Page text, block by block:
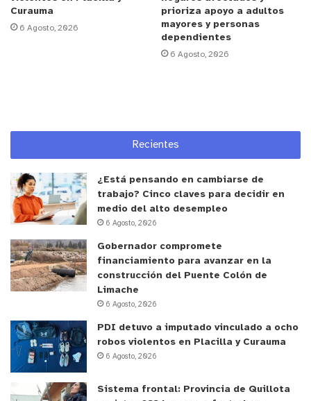
precisando además que los nuevos montos se
pagan junto con la pensión correspondiente a
quienes ya son beneficiarios del sistema .
y tú, ¿qué opinas?
Curauma
6 Agosto, 2026
prioriza apoyo a adultos
mayores y personas
dependientes
6 Agosto, 2026
Recientes
¿Está pensando en cambiarse de
trabajo? Cinco claves para decidir en
medio del alto desempleo
6 Agosto, 2026
Gobernador compromete
financiamiento para avanzar en la
construcción del Puente Colón de
Limache
6 Agosto, 2026
PDI detuvo a imputado vinculado a ocho
robos violentos en Placilla y Curauma
6 Agosto, 2026
Sistema frontal: Provincia de Quillota